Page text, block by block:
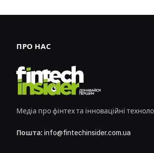
ПРО НАС
Медіа про фінтех та інноваційні
Пошта: info@fintechinsider.com.ua